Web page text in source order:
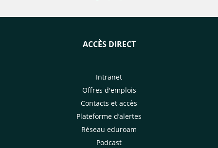
ACCÈS DIRECT
Intranet
Offres d'emplois
Contacts et accès
Plateforme d’alertes
Réseau eduroam
Podcast